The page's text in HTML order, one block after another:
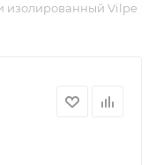
изолированный Vilpe